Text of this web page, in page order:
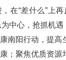
在“差什么”上
中心，抢抓机
南阳行动，提
；聚焦优质资